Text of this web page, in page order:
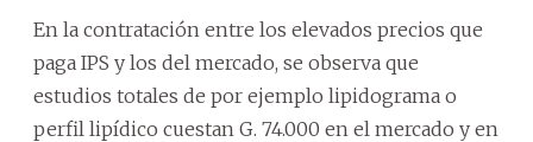
En la contratación entre los elevados precios que
paga IPS y los del mercado, se observa que
estudios totales de por ejemplo lipidograma o
perfil lipídico cuestan G. 74.000 en el mercado y en